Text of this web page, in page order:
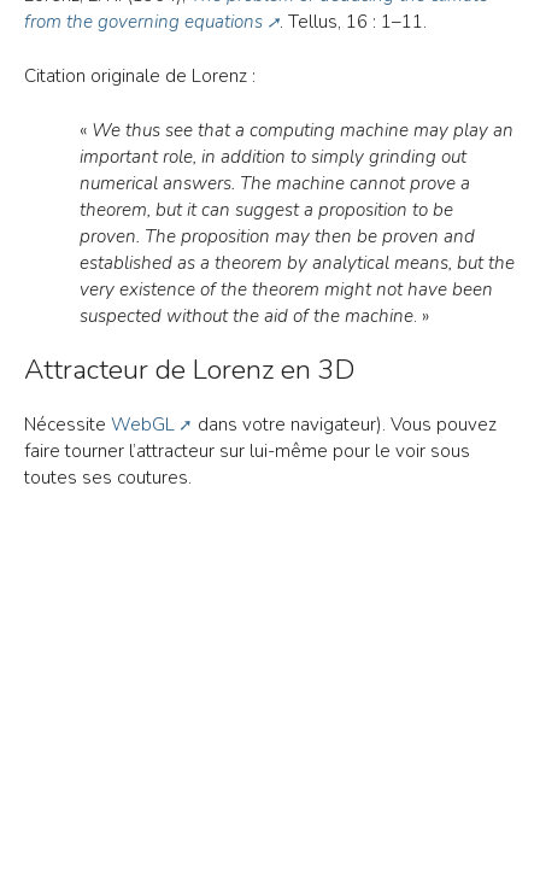
from the governing equations
. Tellus, 16 : 1–11.
Citation originale de Lorenz :
« We thus see that a computing machine may play an
important role, in addition to simply grinding out
numerical answers. The machine cannot prove a
theorem, but it can suggest a proposition to be
proven. The proposition may then be proven and
established as a theorem by analytical means, but the
very existence of the theorem might not have been
suspected without the aid of the machine. »
Attracteur de Lorenz en 3D
Nécessite WebGL
dans votre navigateur). Vous pouvez
faire tourner l’attracteur sur lui-même pour le voir sous
toutes ses coutures.